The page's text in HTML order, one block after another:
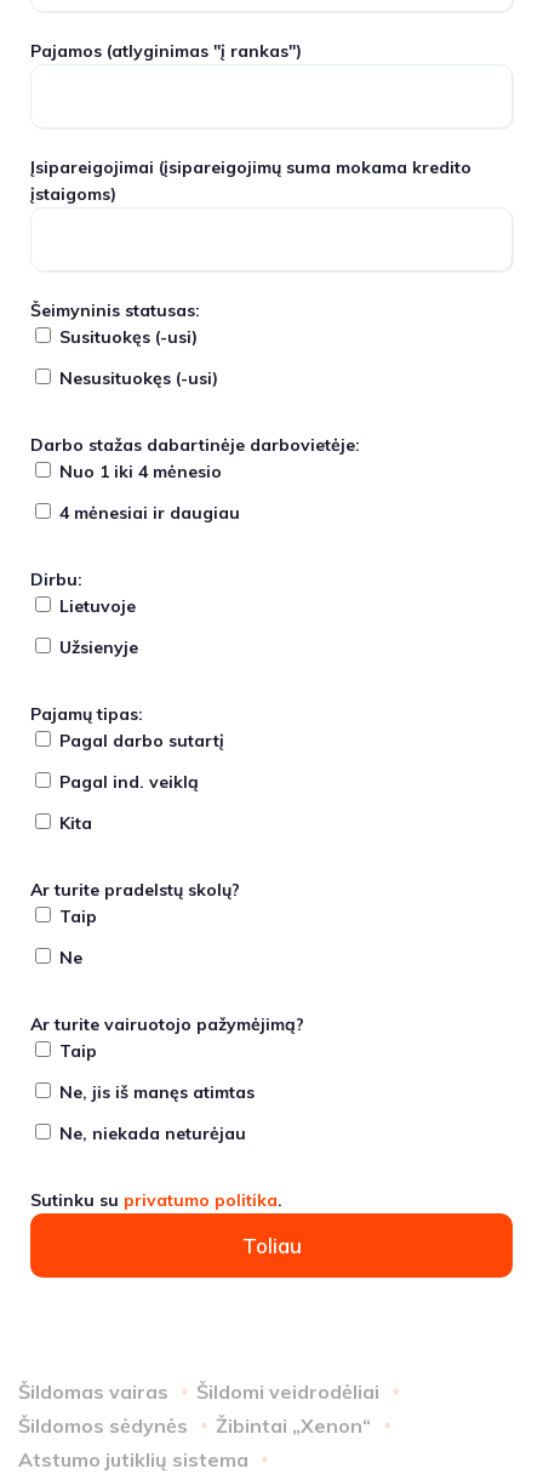
Pajamos (atlyginimas "į rankas")
Įsipareigojimai (įsipareigojimų suma mokama kredito
įstaigoms)
Šeimyninis statusas:
Susituokęs (-usi)
Nesusituokęs (-usi)
Darbo stažas dabartinėje darbovietėje:
Nuo 1 iki 4 mėnesio
4 mėnesiai ir daugiau
Dirbu:
Lietuvoje
Užsienyje
Pajamų tipas:
Pagal darbo sutartį
Pagal ind. veiklą
Kita
Ar turite pradelstų skolų?
Taip
Ne
Ar turite vairuotojo pažymėjimą?
Taip
Ne, jis iš manęs atimtas
Ne, niekada neturėjau
Sutinku su privatumo politika.
Toliau
Šildomas vairas
Šildomi veidrodėliai
Šildomos sėdynės
Žibintai „Xenon“
Atstumo jutiklių sistema